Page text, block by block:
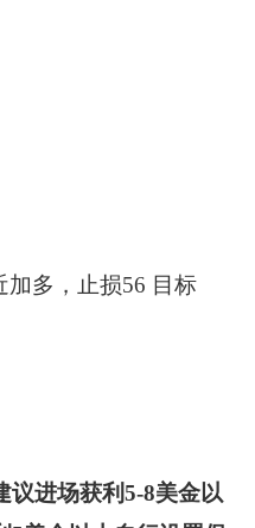
加多，止损56 目标
议进场获利5-8美金以